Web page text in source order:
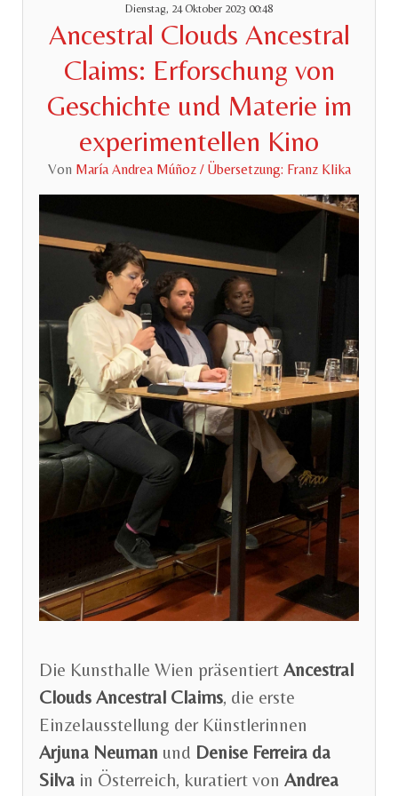
Dienstag, 24 Oktober 2023 00:48
Ancestral Clouds Ancestral
Claims: Erforschung von
Geschichte und Materie im
experimentellen Kino
Von María Andrea Múñoz / Übersetzung: Franz Klika
Die Kunsthalle Wien präsentiert Ancestral
Clouds Ancestral Claims, die erste
Einzelausstellung der Künstlerinnen
Arjuna Neuman und Denise Ferreira da
Silva in Österreich, kuratiert von Andrea